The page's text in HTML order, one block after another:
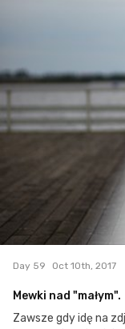
6
Day 59 Oct 10th, 2017
Mewki nad "małym".
Zawsze gdy idę na